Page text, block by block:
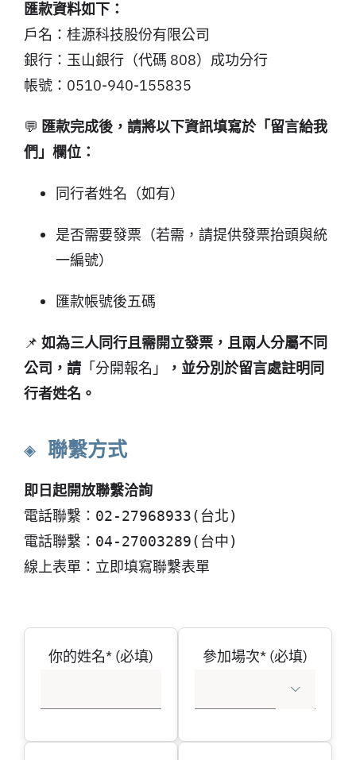
匯款資料如下：
戶名：桂源科技股份有限公司
銀行：玉山銀行（代碼 808）成功分行
帳號：0510-940-155835
💬 匯款完成後，請將以下資訊填寫於「留言給我
們」欄位：
同行者姓名（如有）
是否需要發票（若需，請提供發票抬頭與統
一編號）
匯款帳號後五碼
📌 如為三人同行且需開立發票，且兩人分屬不同
公司，請 「分開報名」
，並分別於留言處註明同
行者姓名。
◈ 聯繫方式
即日起開放聯繫洽詢
電話聯繫：02-27968933(台北)
電話聯繫：04-27003289(台中)
線上表單：立即填寫聯繫表單
你的姓名* (必填) 參加場次* (必填)
